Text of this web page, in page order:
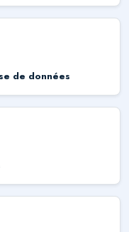
de données